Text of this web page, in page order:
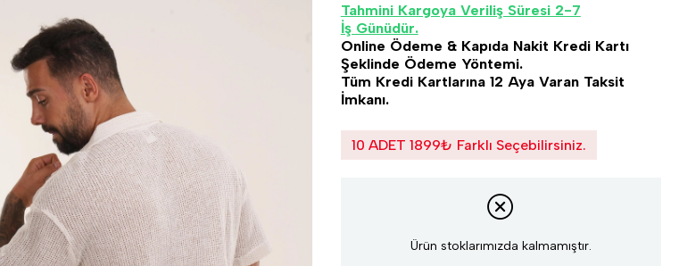
Tahmini Kargoya Veriliş Süresi 2-7
İş Günüdür.
Online Ödeme & Kapıda Nakit Kredi Kartı
Şeklinde Ödeme Yöntemi.
Tüm Kredi Kartlarına 12 Aya Varan Taksit
İmkanı.
10 ADET 1899₺ Farklı Seçebilirsiniz.
Ürün stoklarımızda kalmamıştır.